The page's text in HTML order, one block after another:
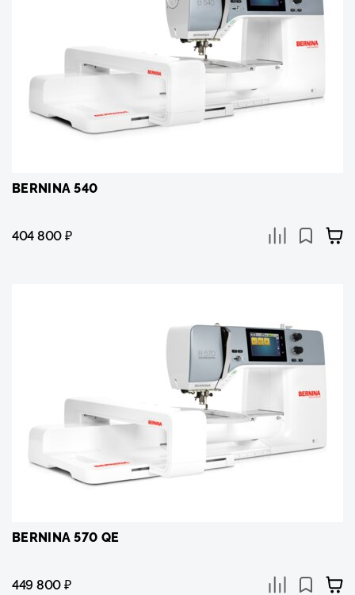
BERNINA 540
404 800₽
BERNINA 570 QE
449 800₽